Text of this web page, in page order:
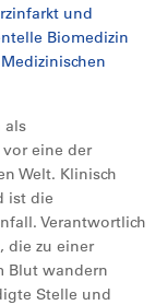
und
Biomedizin
als
eine der
Welt. Klinisch
ist die
Verantwortlich
die zu einer
Blut wandern
Stelle und